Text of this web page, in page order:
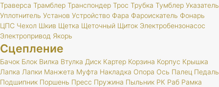
Траверса Трамблер Транспондер Трос Трубка Тумблер Указатель
Уплотнитель Установ Устройство Фара Фароискатель Фонарь
ЦПС Чехол Шкив Щетка Щеточный Щиток Электробензонасос
Электропривод Якорь
Сцепление
Бачок Блок Вилка Втулка Диск Картер Корзина Корпус Крышка
Лапка Лапки Манжета Муфта Накладка Опора Ось Палец Педаль
Подшипник Поршень Пресс Пружина Пыльник РК Раб Рамка